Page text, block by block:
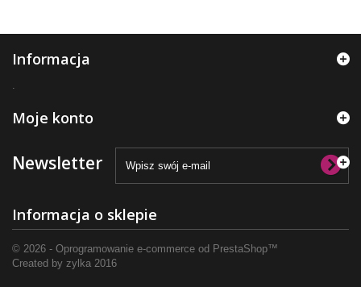
Informacja
.
© 2026 - Oprogramowanie e-commerce od PrestaShop™
Created by zylka 2016
Moje konto
Newsletter
Informacja o sklepie